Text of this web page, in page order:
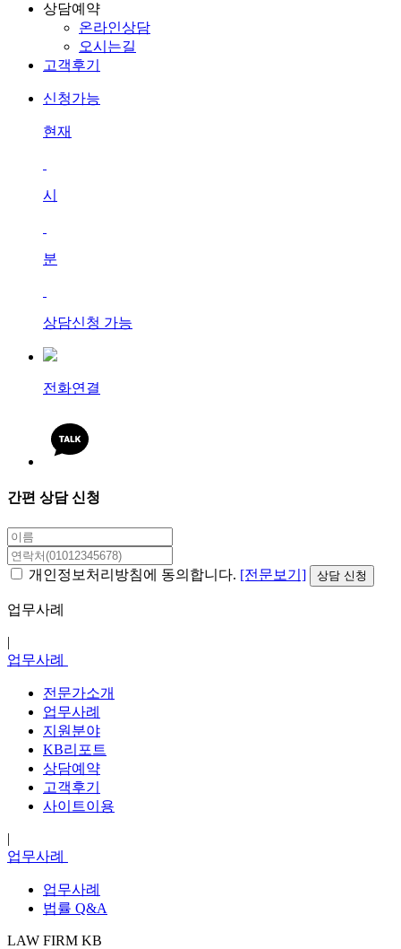
상담예약
온라인상담
오시는길
고객후기
신청가능
현재
시
분
상담신청 가능
전화연결
간편 상담 신청
개인정보처리방침에 동의합니다. [전문보기]
업무사례
|
업무사례
전문가소개
업무사례
지원분야
KB리포트
상담예약
고객후기
사이트이용
|
업무사례
업무사례
법률 Q&A
LAW FIRM KB